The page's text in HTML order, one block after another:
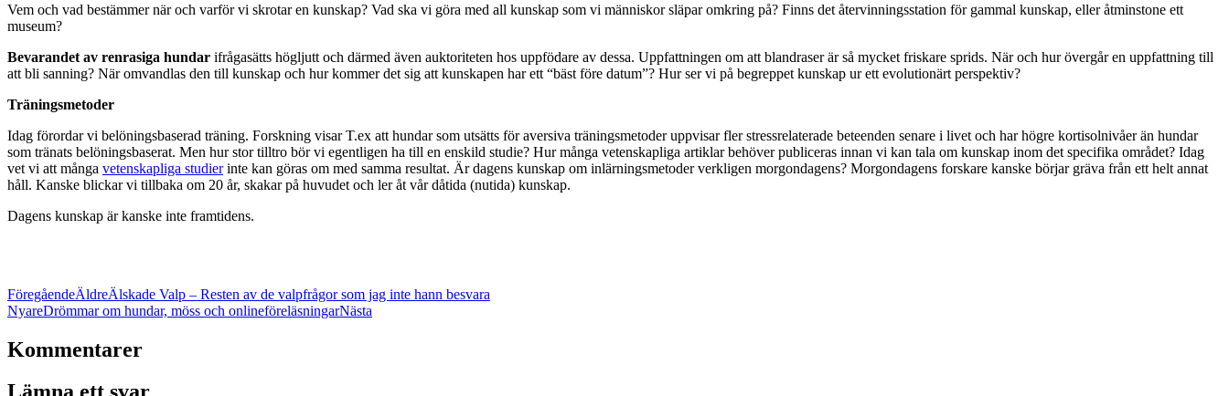
Vem och vad bestämmer när och varför vi skrotar en kunskap? Vad ska vi göra med all kunskap som vi människor släpar omkring på? Finns det återvinningsstation för gammal kunskap, eller åtminstone ett
museum?
Bevarandet av renrasiga hundar ifrågasätts högljutt och därmed även auktoriteten hos uppfödare av dessa. Uppfattningen om att blandraser är så mycket friskare sprids. När och hur övergår en uppfattning till
att bli sanning? När omvandlas den till kunskap och hur kommer det sig att kunskapen har ett “bäst före datum”? Hur ser vi på begreppet kunskap ur ett evolutionärt perspektiv?
Träningsmetoder
Idag förordar vi belöningsbaserad träning. Forskning visar T.ex att hundar som utsätts för aversiva träningsmetoder uppvisar fler stressrelaterade beteenden senare i livet och har högre kortisolnivåer än hundar
som tränats belöningsbaserat. Men hur stor tilltro bör vi egentligen ha till en enskild studie? Hur många vetenskapliga artiklar behöver publiceras innan vi kan tala om kunskap inom det specifika området? Idag
vet vi att många vetenskapliga studier inte kan göras om med samma resultat. Är dagens kunskap om inlärningsmetoder verkligen morgondagens? Morgondagens forskare kanske börjar gräva från ett helt annat
håll. Kanske blickar vi tillbaka om 20 år, skakar på huvudet och ler åt vår dåtida (nutida) kunskap.
Dagens kunskap är kanske inte framtidens.
FöregåendeÄldreÄlskade Valp – Resten av de valpfrågor som jag inte hann besvara
NyareDrömmar om hundar, möss och onlineföreläsningarNästa
Kommentarer